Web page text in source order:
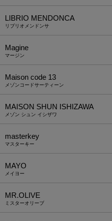
LIBRIO MENDONCA
リブリオメンドンサ
Magine
マージン
Maison code 13
メゾンコードサーティーン
MAISON SHUN ISHIZAWA
メゾン シュン イシザワ
masterkey
マスターキー
MAYO
メイヨー
MR.OLIVE
ミスターオリーブ